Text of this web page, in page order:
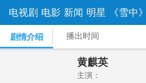
电视剧 电影 新闻 明星 《雪中》
剧情介绍 播出时间
黄麒英
主演：